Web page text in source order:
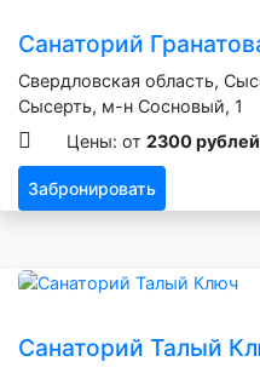
Санаторий
Свердловская область,
Сысерть, м-н Сосновый, 1
Цены: от 2300 рублей
Забронировать
Санаторий Талый